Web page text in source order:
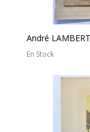
André
En Stock